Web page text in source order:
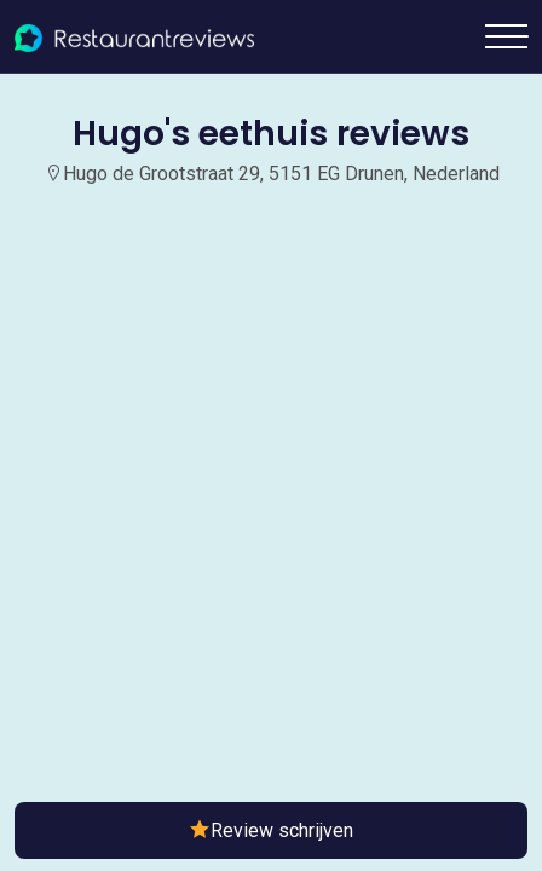
Hugo's eethuis reviews
Hugo de Grootstraat 29, 5151 EG Drunen, Nederland
Review schrijven